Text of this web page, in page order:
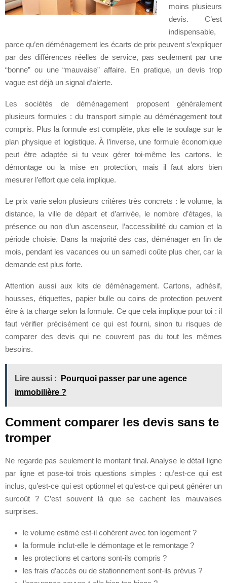
moins plusieurs
devis. C’est
indispensable,
parce qu’en déménagement les écarts de prix peuvent s’expliquer
par des différences réelles de service, pas seulement par une
“bonne” ou une “mauvaise” affaire. En pratique, un devis trop
vague est déjà un signal d’alerte.
Les sociétés de déménagement proposent généralement
plusieurs formules : du transport simple au déménagement tout
compris. Plus la formule est complète, plus elle te soulage sur le
plan physique et logistique. À l’inverse, une formule économique
peut être adaptée si tu veux gérer toi-même les cartons, le
démontage ou la mise en protection, mais il faut alors bien
mesurer l’effort que cela implique.
Le prix varie selon plusieurs critères très concrets : le volume, la
distance, la ville de départ et d’arrivée, le nombre d’étages, la
présence ou non d’un ascenseur, l’accessibilité du camion et la
période choisie. Dans la majorité des cas, déménager en fin de
mois, pendant les vacances ou un samedi coûte plus cher, car la
demande est plus forte.
Attention aussi aux kits de déménagement. Cartons, adhésif,
housses, étiquettes, papier bulle ou coins de protection peuvent
être à ta charge selon la formule. Ce que cela implique pour toi : il
faut vérifier précisément ce qui est fourni, sinon tu risques de
comparer des devis qui ne couvrent pas du tout les mêmes
besoins.
Lire aussi :
Pourquoi passer par une agence
immobilière ?
Comment comparer les devis sans te
tromper
Ne regarde pas seulement le montant final. Analyse le détail ligne
par ligne et pose-toi trois questions simples : qu’est-ce qui est
inclus, qu’est-ce qui est optionnel et qu’est-ce qui peut générer un
surcoût ? C’est souvent là que se cachent les mauvaises
surprises.
le volume estimé est-il cohérent avec ton logement ?
la formule inclut-elle le démontage et le remontage ?
les protections et cartons sont-ils compris ?
les frais d’accès ou de stationnement sont-ils prévus ?